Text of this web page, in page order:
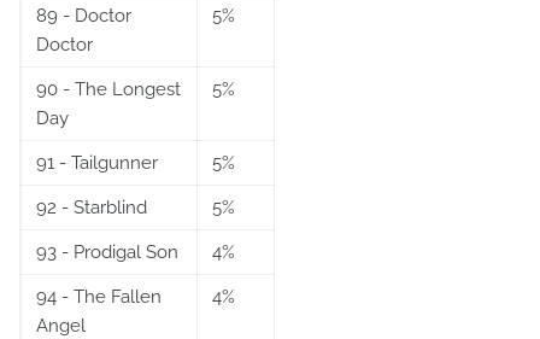
89 - Doctor
Doctor
5%
90 - The Longest
Day
5%
91 - Tailgunner 5%
92 - Starblind 5%
93 - Prodigal Son 4%
94 - The Fallen
Angel
4%